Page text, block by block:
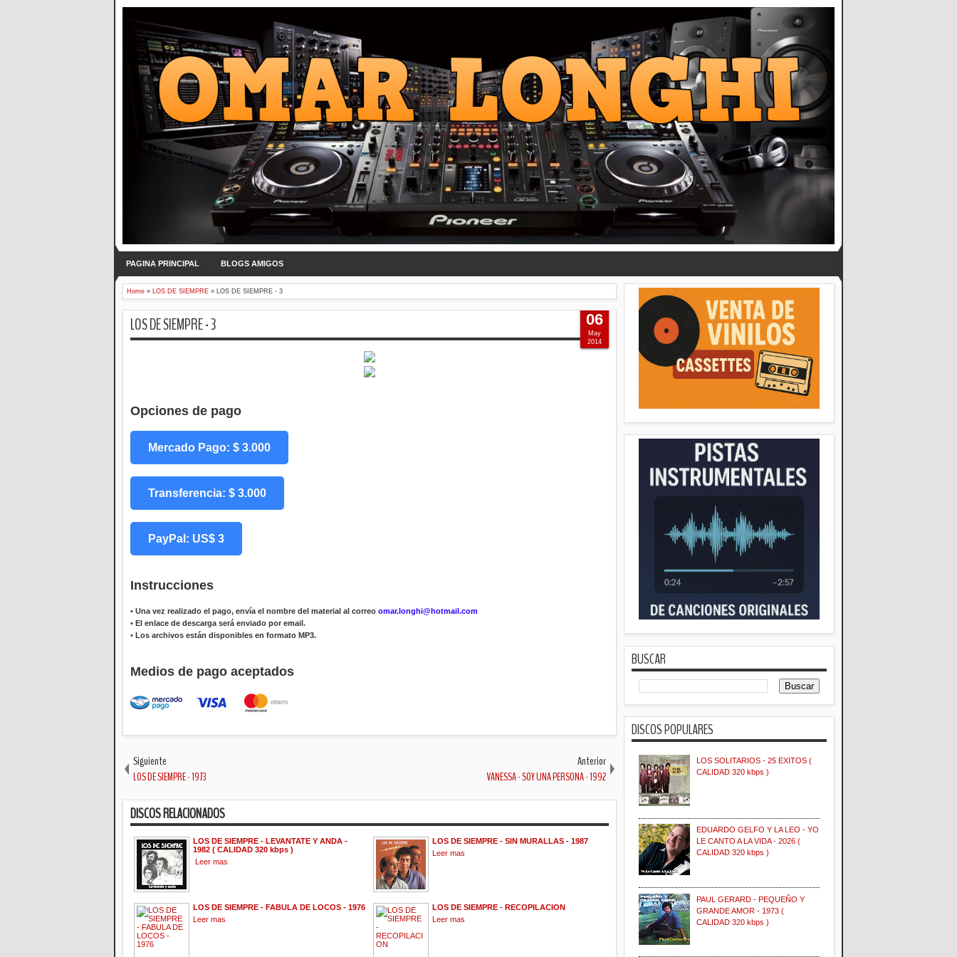
PAGINA PRINCIPAL BLOGS AMIGOS
Home » LOS DE SIEMPRE » LOS DE SIEMPRE - 3
LOS DE SIEMPRE - 3
Opciones de pago
Mercado Pago: $ 3.000
Transferencia: $ 3.000
PayPal: US$ 3
Instrucciones
• Una vez realizado el pago, envía el nombre del material al correo omar.longhi@hotmail.com
• El enlace de descarga será enviado por email.
• Los archivos están disponibles en formato MP3.
Medios de pago aceptados
06
May
2014
Siguiente
LOS DE SIEMPRE - 1973
Anterior
VANESSA - SOY UNA PERSONA - 1992
DISCOS RELACIONADOS
LOS DE SIEMPRE - LEVANTATE Y ANDA -
1982 ( CALIDAD 320 kbps )
Leer mas
LOS DE SIEMPRE - SIN MURALLAS - 1987
Leer mas
LOS DE SIEMPRE - FABULA DE LOCOS - 1976
Leer mas
LOS DE SIEMPRE - RECOPILACION
Leer mas
BUSCAR
DISCOS POPULARES
LOS SOLITARIOS - 25 EXITOS (
CALIDAD 320 kbps )
EDUARDO GELFO Y LA LEO - YO
LE CANTO A LA VIDA - 2026 (
CALIDAD 320 kbps )
PAUL GERARD - PEQUEÑO Y
GRANDE AMOR - 1973 (
CALIDAD 320 kbps )